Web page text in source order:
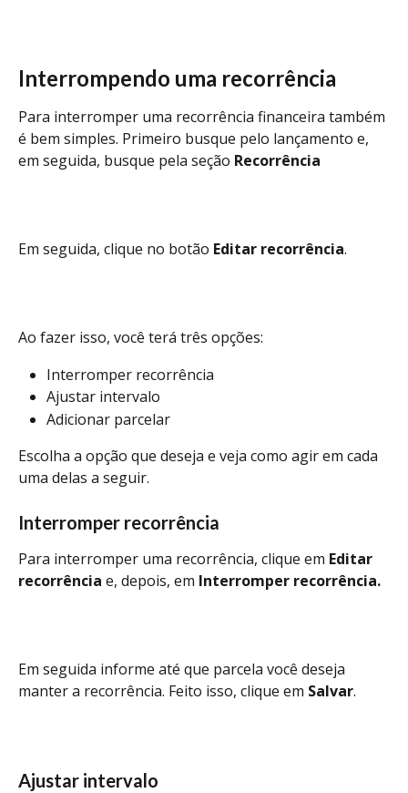
Interrompendo uma recorrência
Para interromper uma recorrência financeira também
é bem simples. Primeiro busque pelo lançamento e,
em seguida, busque pela seção Recorrência
Em seguida, clique no botão Editar recorrência.
Ao fazer isso, você terá três opções:
Interromper recorrência
Ajustar intervalo
Adicionar parcelar
Escolha a opção que deseja e veja como agir em cada
uma delas a seguir.
Interromper recorrência
Para interromper uma recorrência, clique em Editar
recorrência e, depois, em Interromper recorrência.
Em seguida informe até que parcela você deseja
manter a recorrência. Feito isso, clique em Salvar.
Ajustar intervalo